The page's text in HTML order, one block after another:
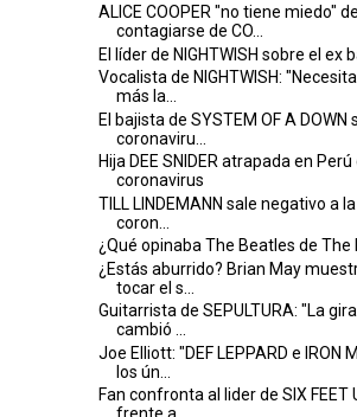
ALICE COOPER "no tiene miedo" de
contagiarse de CO...
El líder de NIGHTWISH sobre el ex
Vocalista de NIGHTWISH:
más la...
El bajista de SYSTEM OF A DOWN
coronaviru...
Hija DEE SNIDER atrapada en
coronavirus
TILL LINDEMANN sale negativo a
coron...
¿Qué opinaba The Beatles de The
¿Estás aburrido? Brian May
tocar el s...
Guitarrista de SEPULTURA: "La
cambió ...
Joe Elliott: "DEF LEPPARD e IRON
los ún...
Fan confronta al lider de SIX FEET